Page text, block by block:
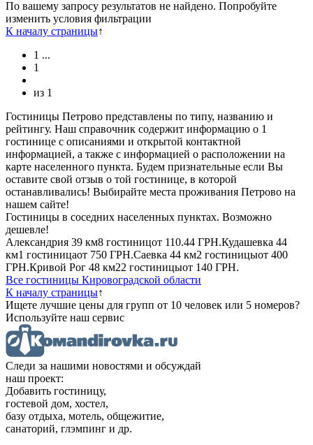
По вашему запросу результатов не найдено. Попробуйте
изменить условия фильтрации
К началу страницы↑
1 ...
1
из 1
Гостиницы Петрово представлены по типу, названию и
рейтингу. Наш справочник содержит информацию о 1
гостинице с описаниями и открытой контактной
информацией, а также с информацией о расположении на
карте населенного пункта. Будем признательные если Вы
оставите свой отзыв о той гостинице, в которой
останавливались! Выбирайте места проживания Петрово на
нашем сайте!
Гостиницы в соседних населенных пунктах. Возможно
дешевле!
Александрия 39 км8 гостиницот 110.44 ГРН.Кудашевка 44
км1 гостиницаот 750 ГРН.Саевка 44 км2 гостиницыот 400
ГРН.Кривой Рог 48 км22 гостиницыот 140 ГРН.
Все гостиницы Кировоградской области
К началу страницы↑
Ищете лучшие цены для групп от 10 человек или 5 номеров?
Используйте наш сервис
Следи за нашими новостями и обсуждай
наш проект:
Добавить гостиницу,
гостевой дом, хостел,
базу отдыха, мотель, общежитие,
санаторий, глэмпинг и др.